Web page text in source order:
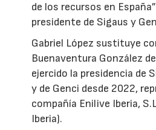
de los recursos en
presidente de Sigaus y
Gabriel López sustituye
Buenaventura González
ejercido la presidencia de
y de Genci desde 2022,
compañía Enilive Iberia,
Iberia).